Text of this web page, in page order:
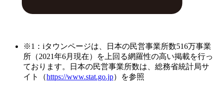
※1：iタウンページは、日本の民営事業所数516万事業
所（2021年6月現在）を上回る網羅性の高い掲載を行っ
ております。日本の民営事業所数は、総務省統計局サ
イト（https://www.stat.go.jp）を参照